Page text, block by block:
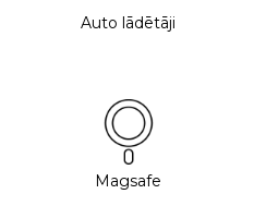
Auto lādētāji
Magsafe